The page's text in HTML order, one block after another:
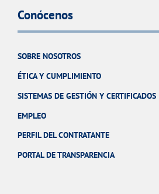
Conócenos
SOBRE NOSOTROS
ÉTICA Y CUMPLIMIENTO
SISTEMAS DE GESTIÓN Y CERTIFICADOS
EMPLEO
PERFIL DEL CONTRATANTE
PORTAL DE TRANSPARENCIA